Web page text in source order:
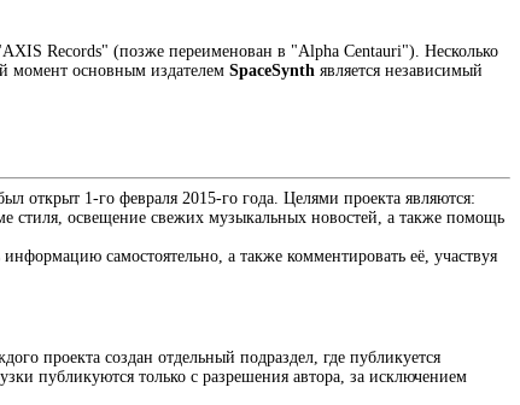
Records" (позже переименован в "Alpha Centauri"). Несколько
момент основным издателем SpaceSynth является независимый
открыт 1-го февраля 2015-го года. Целями проекта являются:
стиля, освещение свежих музыкальных новостей, а также помощь
самостоятельно, а также комментировать её, участвуя
проекта создан отдельный подраздел, где публикуется
публикуются только с разрешения автора, за исключением